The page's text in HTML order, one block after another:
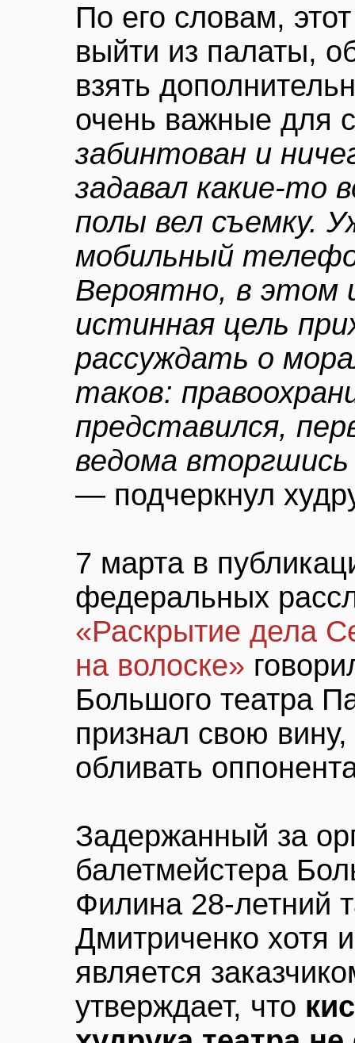
По его словам,
выйти из палаты,
взять
очень важные для
забинтован и
задавал какие-то
полы вел съемку.
мобильный
Вероятно, в этом
истинная цель
рассуждать о
таков:
представился,
ведома
— подчеркнул
7 марта в
федеральных
«Раскрытие дела
на волоске»
Большого театра
признал свою
обливать
Задержанный за
балетмейстера
Филина 28-летний
Дмитриченко хотя
является
утверждает, что